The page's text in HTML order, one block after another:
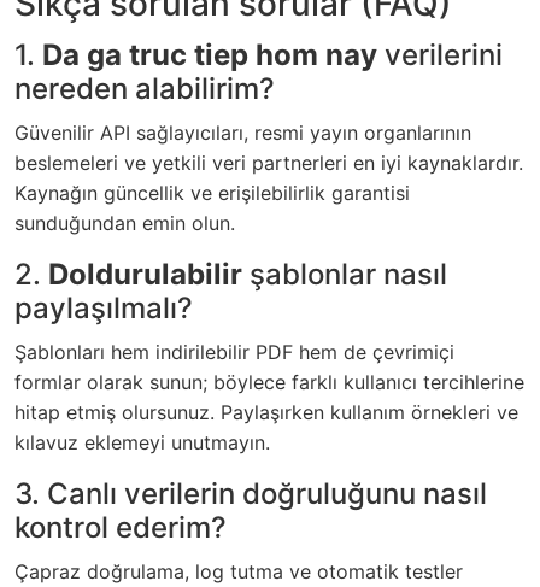
1. Da ga truc tiep hom nay verilerini
nereden alabilirim?
Güvenilir API sağlayıcıları, resmi yayın organlarının
beslemeleri ve yetkili veri partnerleri en iyi kaynaklardır.
Kaynağın güncellik ve erişilebilirlik garantisi
sunduğundan emin olun.
2. Doldurulabilir şablonlar nasıl
paylaşılmalı?
Şablonları hem indirilebilir PDF hem de çevrimiçi
formlar olarak sunun; böylece farklı kullanıcı tercihlerine
hitap etmiş olursunuz. Paylaşırken kullanım örnekleri ve
kılavuz eklemeyi unutmayın.
3. Canlı verilerin doğruluğunu nasıl
kontrol ederim?
Çapraz doğrulama, log tutma ve otomatik testler